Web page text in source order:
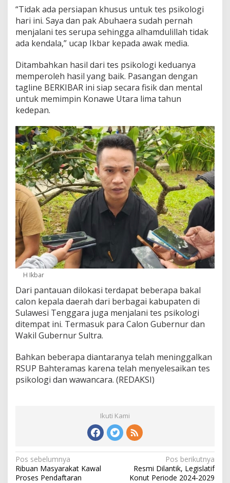
“Tidak ada persiapan khusus untuk tes psikologi
hari ini. Saya dan pak Abuhaera sudah pernah
menjalani tes serupa sehingga alhamdulillah tidak
ada kendala,” ucap Ikbar kepada awak media.
Ditambahkan hasil dari tes psikologi keduanya
memperoleh hasil yang baik. Pasangan dengan
tagline BERKIBAR ini siap secara fisik dan mental
untuk memimpin Konawe Utara lima tahun
kedepan.
H Ikbar
Dari pantauan dilokasi terdapat beberapa bakal
calon kepala daerah dari berbagai kabupaten di
Sulawesi Tenggara juga menjalani tes psikologi
ditempat ini. Termasuk para Calon Gubernur dan
Wakil Gubernur Sultra.
Bahkan beberapa diantaranya telah meninggalkan
RSUP Bahteramas karena telah menyelesaikan tes
psikologi dan wawancara. (REDAKSI)
Ikuti Kami
N
a
Pos sebelumnya
Ribuan Masyarakat Kawal
Proses Pendaftaran
Pos berikutnya
Resmi Dilantik, Legislatif
Konut Periode 2024-2029